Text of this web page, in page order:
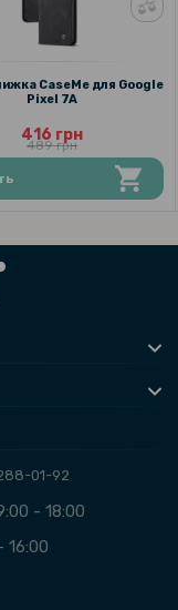
CaseMe для Google
Pixel 7A
416 грн
489 грн
01-92
- 18:00
16:00